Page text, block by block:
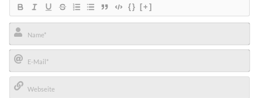
{} [+]
Name*
E-
Mail*